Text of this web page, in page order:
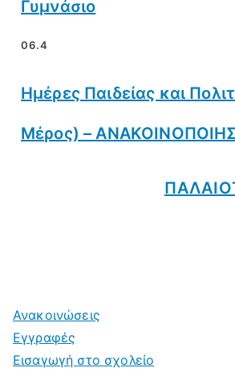
Γυμνάσιο
06.4
Ημέρες Παιδείας και
Μέρος) –
Ανακοινώσεις
Εγγραφές
Εισαγωγή στο σχολείο